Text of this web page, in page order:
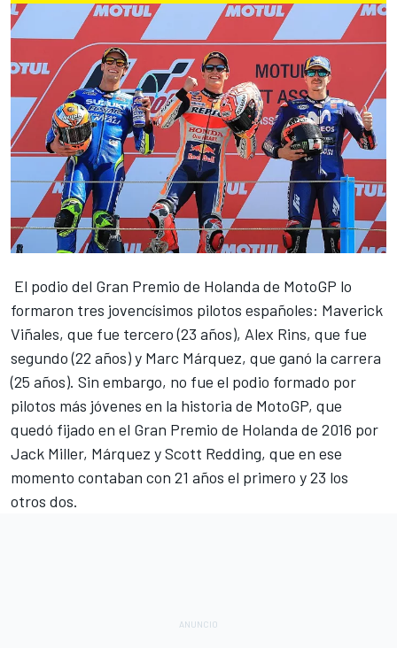
El podio del Gran Premio de Holanda de MotoGP lo
formaron tres jovencísimos pilotos españoles: Maverick
Viñales, que fue tercero (23 años), Alex Rins, que fue
segundo (22 años) y Marc Márquez, que ganó la carrera
(25 años). Sin embargo, no fue el podio formado por
pilotos más jóvenes en la historia de MotoGP, que
quedó fijado en el Gran Premio de Holanda de 2016 por
Jack Miller, Márquez y Scott Redding, que en ese
momento contaban con 21 años el primero y 23 los
otros dos.